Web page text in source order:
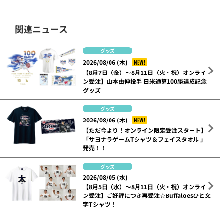
関連ニュース
グッズ
2026/08/06 (木)
NEW!
【8月7日（金）～8月11日（火・祝）オンライ
ン受注】山本由伸投手 日米通算100勝達成記念
グッズ
グッズ
2026/08/06 (木)
NEW!
【ただ今より！オンライン限定受注スタート】
「サヨナラゲームTシャツ＆フェイスタオル 」
発売！！
グッズ
2026/08/05 (水)
【8月5日（水）～8月11日（火・祝）オンライ
ン受注】ご好評につき再受注☆Buffaloesひと文
字Tシャツ！